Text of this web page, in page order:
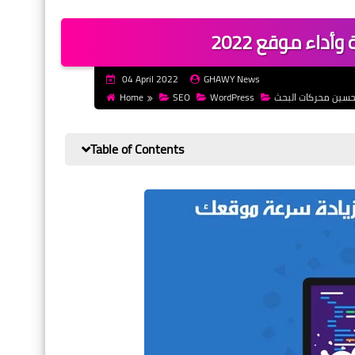
04 April 2022
GHAWY News
Home
SEO WordPress
Table of Contents